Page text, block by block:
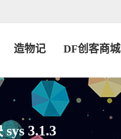
造物记 DF创客商城
3.1.3